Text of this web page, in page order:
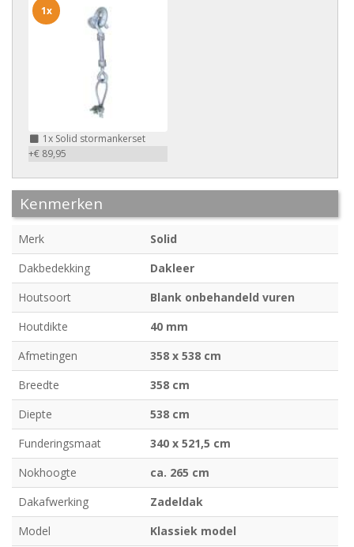
1x Solid stormankerset
+€ 89,95
1x
Kenmerken
Merk
Solid
Dakbedekking
Dakleer
Houtsoort
Blank onbehandeld vuren
Houtdikte
40 mm
Afmetingen
358 x 538 cm
Breedte
358 cm
Diepte
538 cm
Funderingsmaat
340 x 521,5 cm
Nokhoogte
ca. 265 cm
Dakafwerking
Zadeldak
Model
Klassiek model